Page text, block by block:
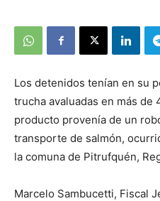
Los detenidos tenían en su
trucha avaluadas en más de
producto provenía de un
transporte de salmón,
la comuna de Pitrufquén,
Marcelo Sambucetti, Fiscal